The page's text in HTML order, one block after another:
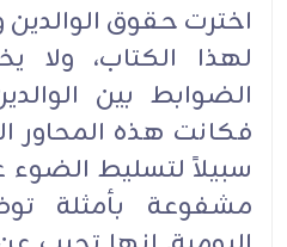
اخترت حقوق
لهذا الكتاب، ولا
الضوابط بين
فكانت هذه المحاور
سبيلاً لتسليط الضوء
مشفوعة بأمثلة